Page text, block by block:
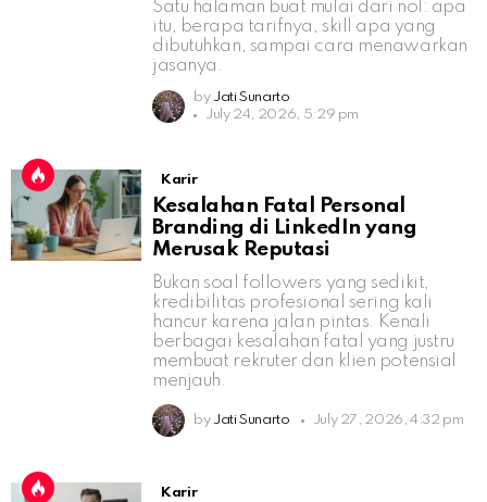
Satu halaman buat mulai dari nol: apa
itu, berapa tarifnya, skill apa yang
dibutuhkan, sampai cara menawarkan
jasanya.
by Jati Sunarto
July 24, 2026, 5:29 pm
Karir
Kesalahan Fatal Personal
Branding di LinkedIn yang
Merusak Reputasi
Bukan soal followers yang sedikit,
kredibilitas profesional sering kali
hancur karena jalan pintas. Kenali
berbagai kesalahan fatal yang justru
membuat rekruter dan klien potensial
menjauh.
by Jati Sunarto July 27, 2026, 4:32 pm
Karir